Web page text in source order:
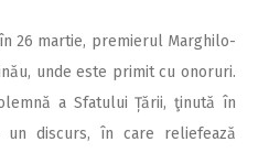
26 martie, premierul Marghi­lo­
unde este primit cu onoruri.
a Sfatului Țării, ţinută în
un discurs, în care reliefează